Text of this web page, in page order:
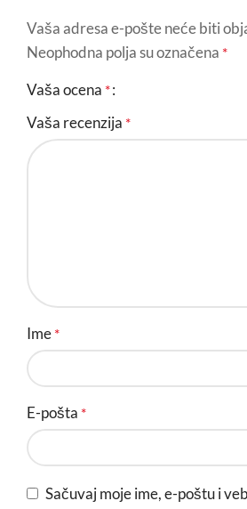
Vaša adresa e-pošte neće biti
Neophodna polja su označena *
Vaša ocena *
Vaša recenzija *
Ime *
E-pošta *
Sačuvaj moje ime, e-poštu i